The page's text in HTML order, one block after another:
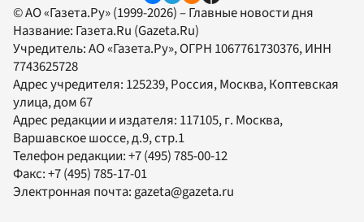
© АО «Газета.Ру» (1999-2026) – Главные новости дня
Название: Газета.Ru (Gazeta.Ru)
Учредитель:АО «Газета.Ру», ОГРН 1067761730376, ИНН
7743625728
Адрес учредителя: 125239, Россия, Москва, Коптевская
улица, дом 67
Адрес редакции и издателя: 117105, г. Москва,
Варшавское шоссе, д.9, стр.1
Телефон редакции:+7 (495) 785-00-12
Факс:+7 (495) 785-17-01
Электронная почта: gazeta@gazeta.ru